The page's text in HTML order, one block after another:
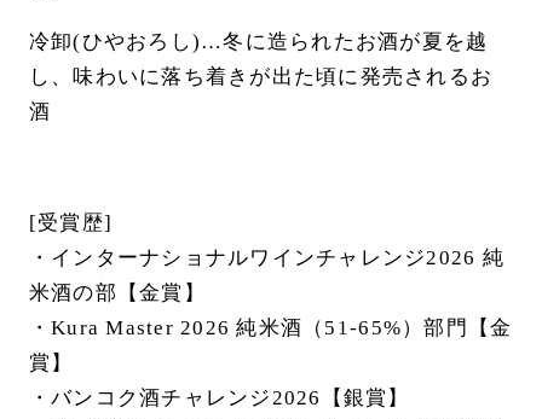
冷卸(ひやおろし)…冬に造られたお酒が夏を越
し、味わいに落ち着きが出た頃に発売されるお
酒
[受賞歴]
・インターナショナルワインチャレンジ2026 純
米酒の部【金賞】
・Kura Master 2026 純米酒（51-65%）部門【金
賞】
・バンコク酒チャレンジ2026【銀賞】